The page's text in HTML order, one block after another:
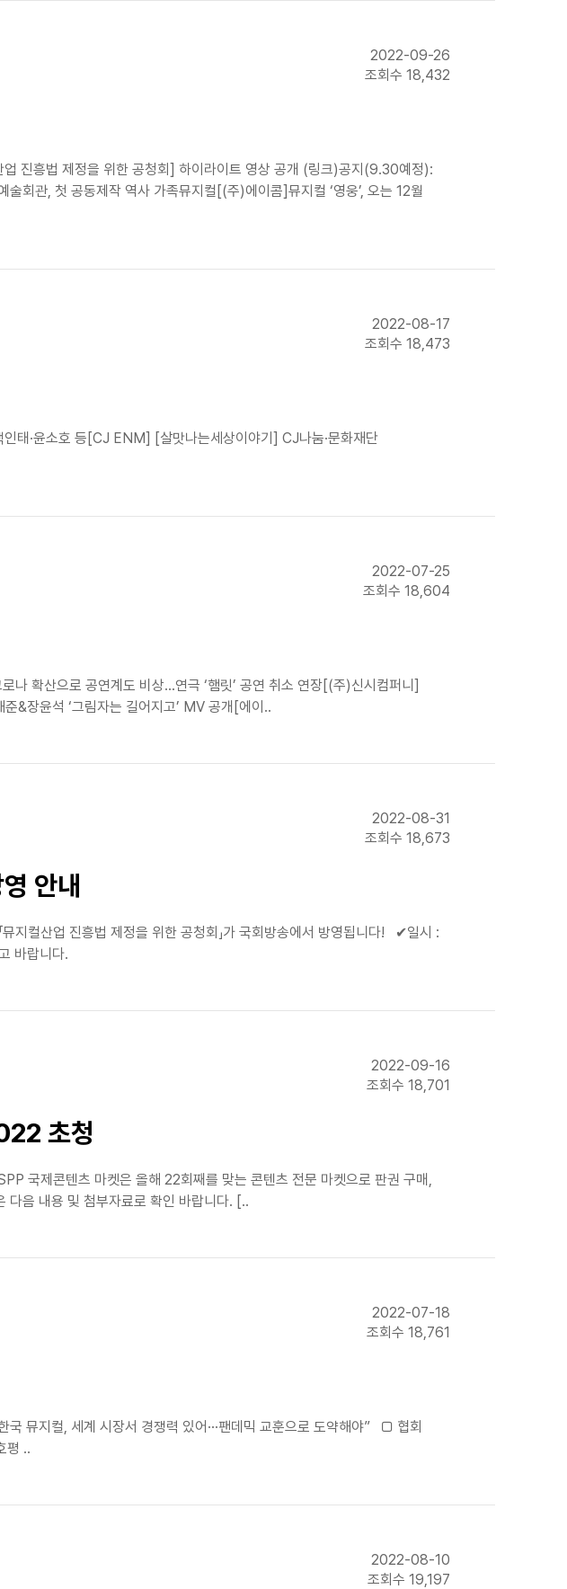
2022-09-26
조회수 18,432
진흥법 제정을 위한 공청회] 하이라이트 영상 공개 (링크)공지(9.30예정):
회관, 첫 공동제작 역사 가족뮤지컬[(주)에이콤]뮤지컬 ‘영웅’, 오는 12월
2022-08-17
조회수 18,473
태·윤소호 등[CJ ENM] [살맛나는세상이야기] CJ나눔·문화재단
2022-07-25
조회수 18,604
확산으로 공연계도 비상…연극 ‘햄릿’ 공연 취소 연장[(주)신시컴퍼니]
&장윤석 ‘그림자는 길어지고’ MV 공개[에이..
2022-08-31
조회수 18,673
안내
지컬산업 진흥법 제정을 위한 공청회」가 국회방송에서 방영됩니다!⠀✔일시 :
바랍니다.
2022-09-16
조회수 18,701
초청
국제콘텐츠 마켓은 올해 22회째를 맞는 콘텐츠 전문 마켓으로 판권 구매,
다음 내용 및 첨부자료로 확인 바랍니다. [..
2022-07-18
조회수 18,761
뮤지컬, 세계 시장서 경쟁력 있어···팬데믹 교훈으로 도약해야” □ 협회
평 ..
2022-08-10
조회수 19,197